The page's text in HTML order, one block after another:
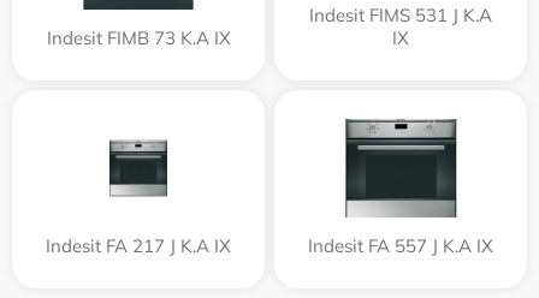
Indesit FIMB 73 K.A IX
Indesit FIMS 531 J K.A
IX
Indesit FA 217 J K.A IX Indesit FA 557 J K.A IX